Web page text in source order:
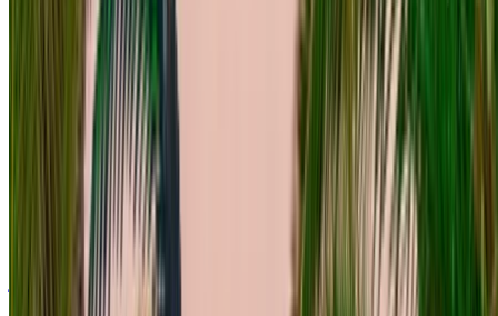
للإيجار في الرباط: سيارة دفع رباعي لون أسود، 5 مقاعد، فخمة،
تقنية متطورة، راحة فائقة
مطار الرباط-سلا الدولي, الرباط
مطار الرباط-سلا
الدولي, الرباط
2023
دفع رباعي
درهم مغربي 1400
غير محدود
درهم مغربي 30,000
6000 كيلومتر